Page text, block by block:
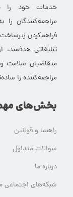
خدمات خود را
مراجعه‌کنندگان
فراهم‌کردن
تبلیغاتی هدفمند،
متقاضیان سلامت
مراجعه‌کننده را
بخش‌های
راهنما و قوانین
سوالات متداول
درباره ما
شبکه‌های اجتماعی